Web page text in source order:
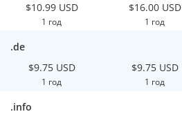
$10.99 USD
1 год
$16.00 USD
1 год
.de
$9.75 USD
1 год
$9.75 USD
1 год
.info